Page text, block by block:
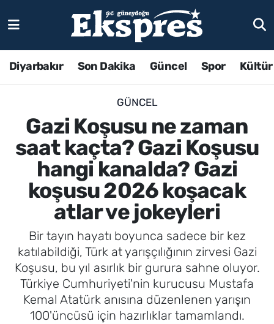
Diyarbakır Son Dakika Güncel Spor
GÜNCEL
Gazi Koşusu ne zaman
saat kaçta? Gazi Koşusu
hangi kanalda? Gazi
koşusu 2026 koşacak
atlar ve jokeyleri
Bir tayın hayatı boyunca sadece bir kez
katılabildiği, Türk at yarışçılığının zirvesi Gazi
Koşusu, bu yıl asırlık bir gurura sahne oluyor.
Türkiye Cumhuriyeti'nin kurucusu Mustafa
Kemal Atatürk anısına düzenlenen yarışın
100'üncüsü için hazırlıklar tamamlandı.